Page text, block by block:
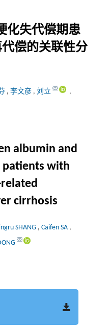
化失代偿期患
偿的关联性分
, 李文彦 , 刘立
,
albumin and
patients with
cirrhosis
SHANG , Caifen SA ,